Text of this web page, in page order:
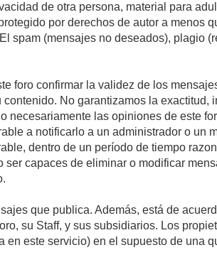
de otra persona, material para
por derechos de autor a menos
spam (mensajes no deseados), plagio
foro confirmar la validez de los
No garantizamos la
las opiniones de este
a notificarlo a un administrador o un
dentro de un período de tiempo
capaces de eliminar o modificar
que publica. Además, está de
su Staff, y sus subsidiarios. Los
este servicio) en el supuesto de una